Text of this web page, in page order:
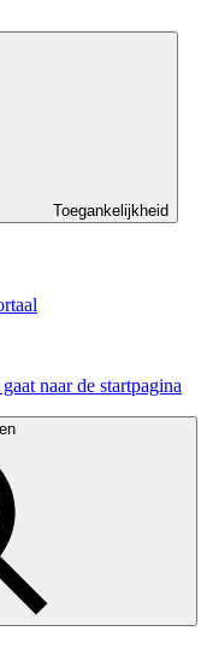
Toegankelijkheid
naar de startpagina